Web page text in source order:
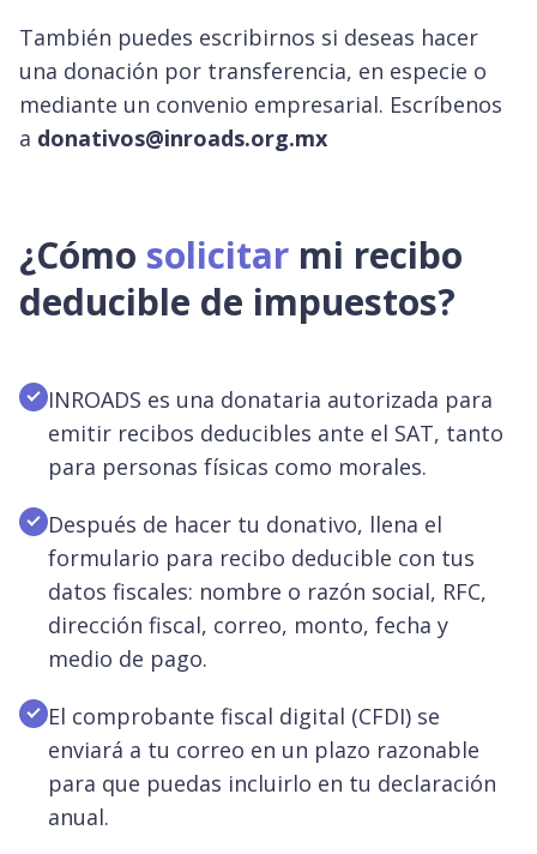
También puedes escribirnos si deseas hacer
una donación por transferencia, en especie o
mediante un convenio empresarial. Escríbenos
a donativos@inroads.org.mx
¿Cómo solicitar mi recibo
deducible de impuestos?
INROADS es una donataria autorizada para
emitir recibos deducibles ante el SAT, tanto
para personas físicas como morales.
Después de hacer tu donativo, llena el
formulario para recibo deducible con tus
datos fiscales: nombre o razón social, RFC,
dirección fiscal, correo, monto, fecha y
medio de pago.
El comprobante fiscal digital (CFDI) se
enviará a tu correo en un plazo razonable
para que puedas incluirlo en tu declaración
anual.